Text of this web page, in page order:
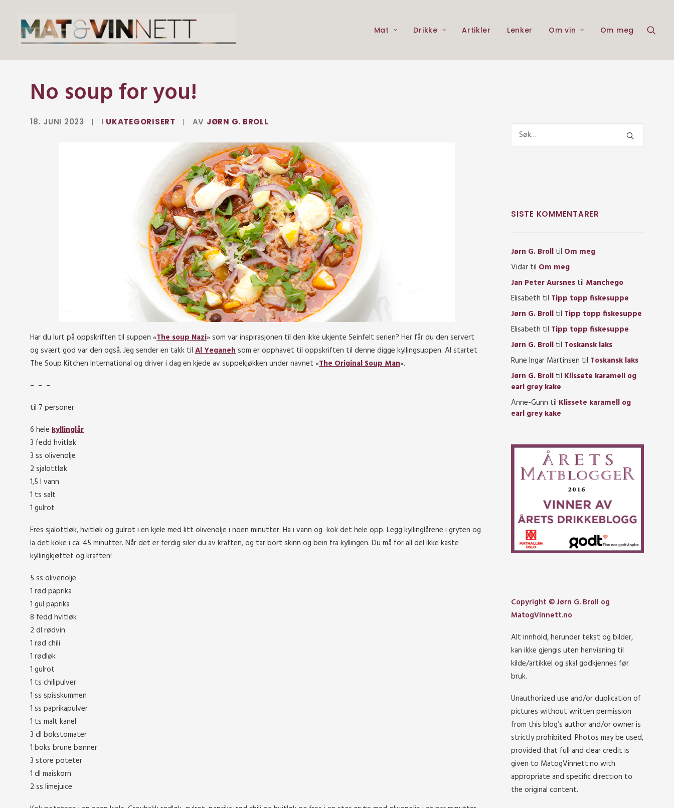
Mat Drikke Artikler Lenker Om vin Om meg
No soup for you!
18. JUNI 2023 | I UKATEGORISERT | AV JØRN G. BROLL
Har du lurt på oppskriften til suppen «The soup Nazi» som var inspirasjonen til den ikke ukjente Seinfelt serien? Her får du den servert
og svært god var den også. Jeg sender en takk til Al Yeganehsom er opphavet til oppskriften til denne digge kyllingsuppen. Al startet
The Soup Kitchen International og driver i dag en kjede av suppekjøkken under navnet «The Original Soup Man«.
– – –
til 7 personer
6 hele kyllinglår
3 fedd hvitløk
3 ss olivenolje
2 sjalottløk
1,5 l vann
1 ts salt
1 gulrot
Fres sjalottløk, hvitløk og gulrot i en kjele med litt olivenolje i noen minutter. Ha i vann og kok det hele opp. Legg kyllinglårene i gryten og
la det koke i ca. 45 minutter. Når det er ferdig siler du av kraften, og tar bort skinn og bein fra kyllingen. Du må for all del ikke kaste
kyllingkjøttet og kraften!
5 ss olivenolje
1 rød paprika
1 gul paprika
8 fedd hvitløk
2 dl rødvin
1 rød chili
1 rødløk
1 gulrot
1 ts chilipulver
1 ss spisskummen
1 ss paprikapulver
1 ts malt kanel
3 dl bokstomater
1 boks brune bønner
3 store poteter
1 dl maiskorn
2 ss limejuice
SISTE KOMMENTARER
Jørn G. Broll til Om meg
Vidar til Om meg
Jan Peter Aursnes til Manchego
Elisabeth til Tipp topp fiskesuppe
Jørn G. Broll til Tipp topp fiskesuppe
Elisabeth til Tipp topp fiskesuppe
Jørn G. Broll til Toskansk laks
Rune Ingar Martinsen til Toskansk laks
Jørn G. Broll til Klissete karamell og
earl grey kake
Anne-Gunn til Klissete karamell og
earl grey kake
Copyright © Jørn G. Broll og
MatogVinnett.no
Alt innhold, herunder tekst og bilder,
kan ikke gjengis uten henvisning til
kilde/artikkel og skal godkjennes før
bruk.
Unauthorized use and/or duplication of
pictures without written permission
from this blog’s author and/or owner is
strictly prohibited. Photos may be used,
provided that full and clear credit is
given to MatogVinnett.no with
appropriate and specific direction to
the original content.